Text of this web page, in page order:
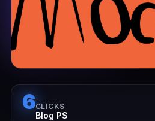
6CLICKS
Blog PS